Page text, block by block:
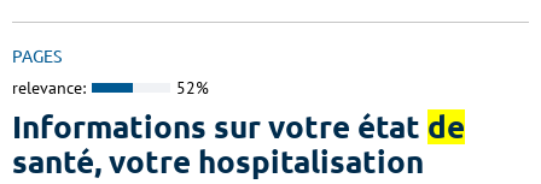
PAGES
relevance: 52%
Informations sur votre état de
santé, votre hospitalisation